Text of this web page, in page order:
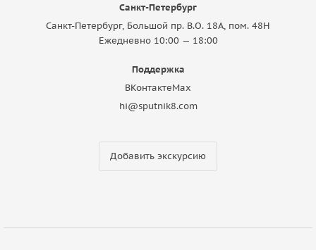
Санкт-Петербург
Санкт-Петербург, Большой пр. В.О. 18A, пом. 48Н
Ежедневно 10:00 — 18:00
Поддержка
ВКонтактеMax
hi@sputnik8.com
Добавить экскурсию